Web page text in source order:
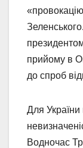
прийому в
до спроб
Для України
Водночас